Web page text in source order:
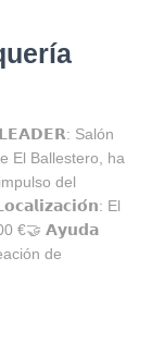
Salón
El Ballestero, ha
del
El
€🤝 𝗔𝘆𝘂𝗱𝗮
de